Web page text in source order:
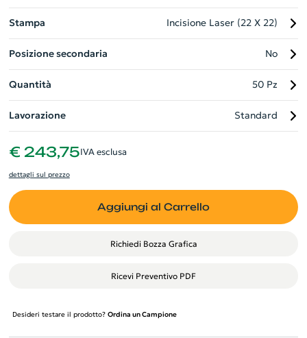
Stampa Incisione Laser (22 X 22)
Posizione secondaria No
Quantità 50 Pz
Lavorazione Standard
€ 243,75IVA esclusa
dettagli sul prezzo
Aggiungi al Carrello
Richiedi Bozza Grafica
Ricevi Preventivo PDF
Desideri testare il prodotto? Ordina un Campione